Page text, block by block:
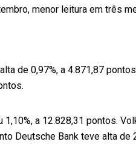
menor leitura em três
de 0,97%, a 4.871,87
1,10%, a 12.828,31 pontos.
Deutsche Bank teve alta de